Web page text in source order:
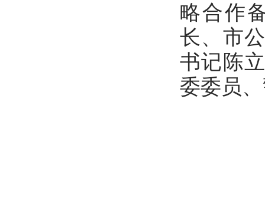
略合作
长、市
书记陈
委委员